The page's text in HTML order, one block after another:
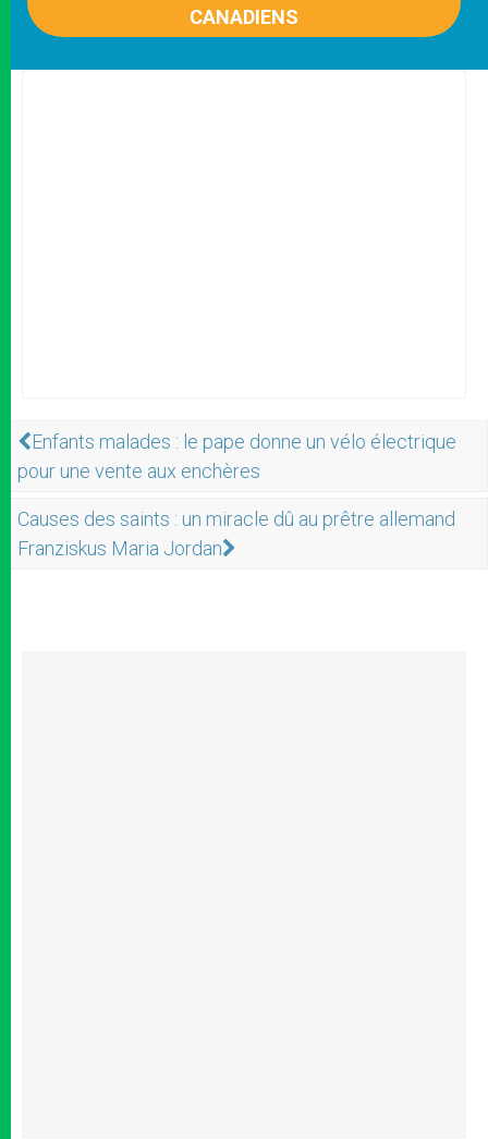
CANADIENS
Enfants malades : le pape donne un vélo électrique
pour une vente aux enchères
Causes des saints : un miracle dû au prêtre allemand
Franziskus Maria Jordan